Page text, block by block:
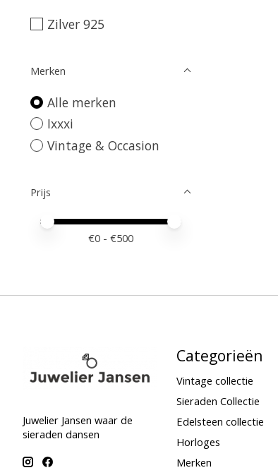
Zilver 925
Merken
Alle merken
Ixxxi
Vintage & Occasion
Prijs
Minimale prijswaarde
Price maximum value
€0 - €500
Juwelier Jansen waar de
sieraden dansen
Categorieën
Vintage collectie
Sieraden Collectie
Edelsteen collectie
Horloges
Merken